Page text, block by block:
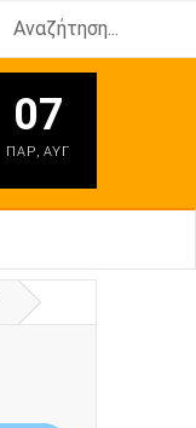
07
ΠΑΡ,ΑΥΓ